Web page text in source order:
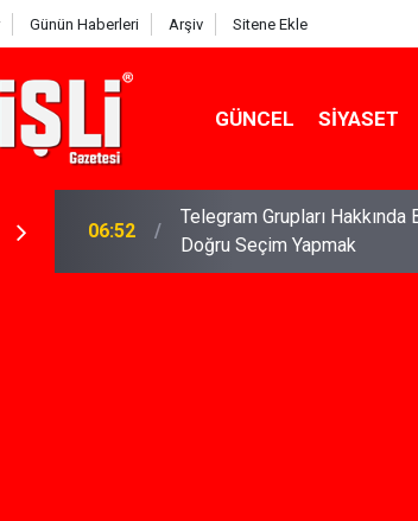
Günün Haberleri Arşiv Sitene Ekle
GÜNCEL SIYASET
Daha
04:43 İş Davaları: Haklarınızı